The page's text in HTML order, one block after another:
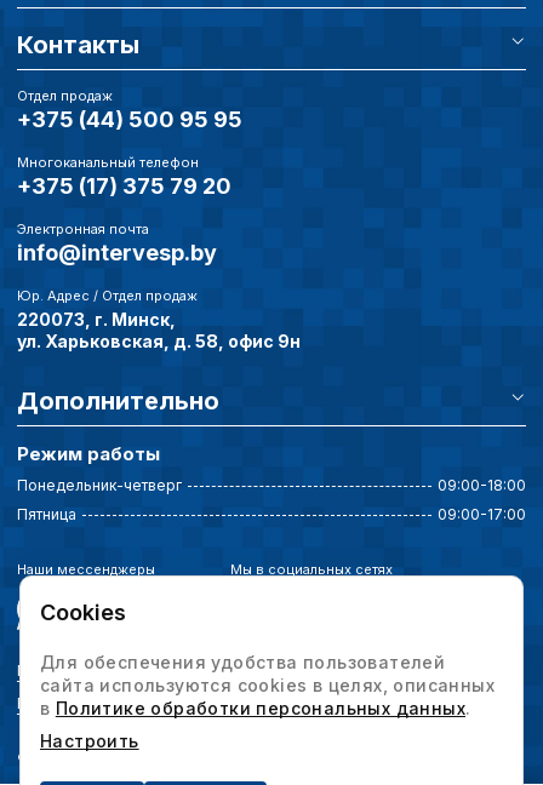
Контакты
Отдел продаж
+375 (44) 500 95 95
Многоканальный телефон
+375 (17) 375 79 20
Электронная почта
info@intervesp.by
Юр. Адрес / Отдел продаж
220073, г. Минск,
ул. Харьковская, д. 58, офис 9н
Дополнительно
Режим работы
Понедельник-четверг
09:00-18:00
Пятница
09:00-17:00
Наши мессенджеры Мы в социальных сетях
Политика конфиденциальности
Выбор настроек cookie
© 2026 Интервесп — производственное оборудование. Все права защищены.
Cookies
Для обеспечения удобства пользователей
сайта используются cookies в целях, описанных
в Политике обработки персональных данных.
Настроить